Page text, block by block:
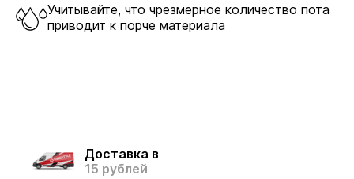
Учитывайте, что чрезмерное количество пота
приводит к порче материала
Доставка в
15 рублей